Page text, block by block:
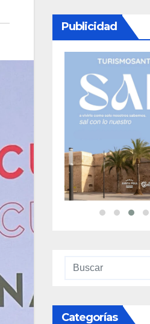
Publicidad
Categorías